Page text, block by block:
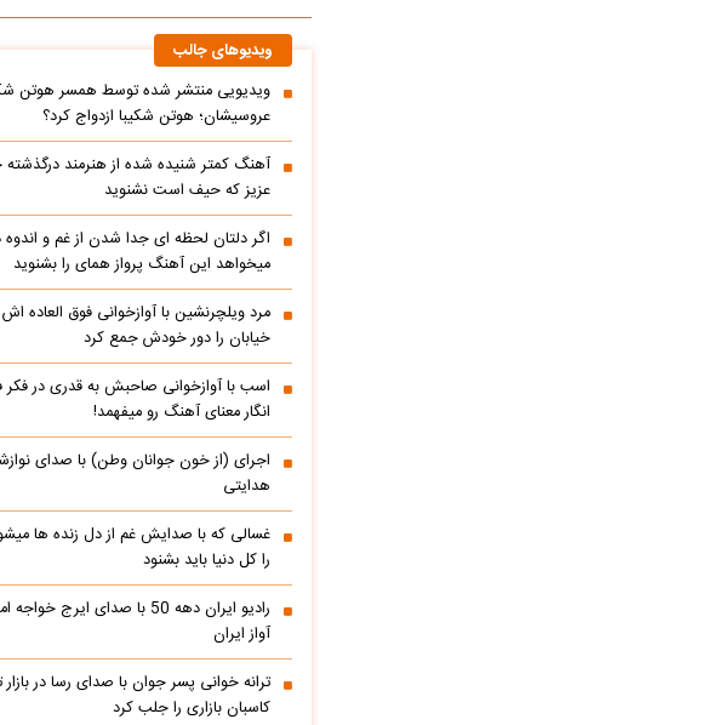
ویدیوهای جالب
ویدیویی منتشر شده توسط همسر هوتن
عروسیشان؛ هوتن شکیبا ازدواج کرد؟
آهنگ کمتر شنیده شده از هنرمند درگذشته
عزیز که حیف است نشنوید
اگر دلتان لحظه ای جدا شدن از غم و اندوه
میخواهد این آهنگ پرواز همای را بشنوید
مرد ویلچرنشین با آوازخوانی فوق العاده
خیابان را دور خودش جمع کرد
اسب با آوازخوانی صاحبش به قدری در فکر
انگار معنای آهنگ رو میفهمد!
اجرای (از خون جوانان وطن) با صدای
هدایتی
غسالی که با صدایش غم از دل زنده ها
را کل دنیا باید بشنود
رادیو ایران دهه 50 با صدای ایرج
آواز ایران
ترانه خوانی پسر جوان با صدای رسا در بازار
کاسبان بازاری را جلب کرد